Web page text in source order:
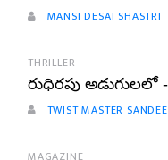
MANSI DESAI SHASTRI
THRILLER
రుధిరపు అడుగులలో
TWIST MASTER
MAGAZINE